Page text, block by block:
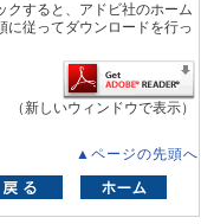
すると、アドビ社のホーム
に従ってダウンロードを行っ
（新しいウィンドウで表示）
▲ページの先頭へ